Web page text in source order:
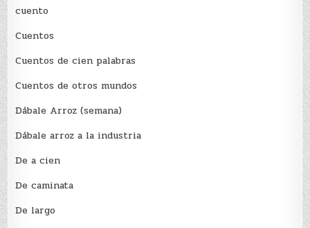
cuento
Cuentos
Cuentos de cien palabras
Cuentos de otros mundos
Dábale Arroz (semana)
Dábale arroz a la industria
De a cien
De caminata
De largo